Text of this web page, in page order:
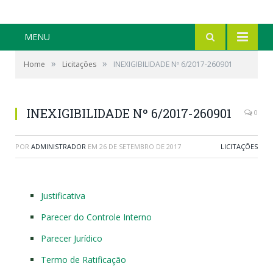
MENU
Home » Licitações » INEXIGIBILIDADE Nº 6/2017-260901
INEXIGIBILIDADE Nº 6/2017-260901 0
POR ADMINISTRADOR EM 26 DE SETEMBRO DE 2017 LICITAÇÕES
Justificativa
Parecer do Controle Interno
Parecer Jurídico
Termo de Ratificação